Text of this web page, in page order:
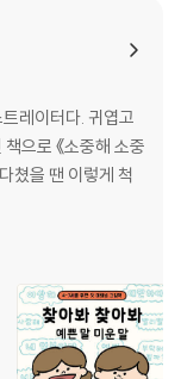
레이터다. 귀엽고
으로 《소중해 소중
쳤을 땐 이렇게 척